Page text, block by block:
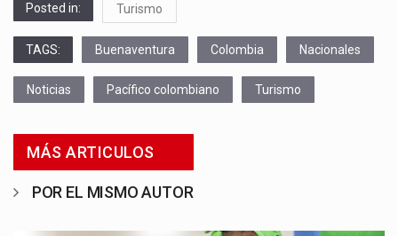
Posted in: Turismo
TAGS: Buenaventura Colombia Nacionales
Noticias Pacífico colombiano Turismo
MÁS ARTICULOS
POR EL MISMO AUTOR